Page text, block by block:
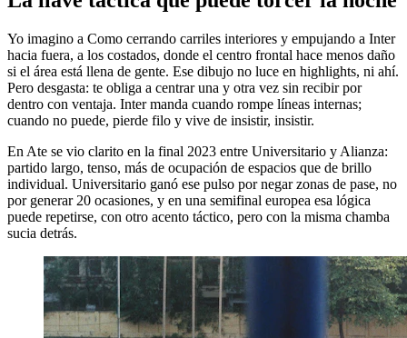
Yo imagino a Como cerrando carriles interiores y empujando a Inter
hacia fuera, a los costados, donde el centro frontal hace menos daño
si el área está llena de gente. Ese dibujo no luce en highlights, ni ahí.
Pero desgasta: te obliga a centrar una y otra vez sin recibir por
dentro con ventaja. Inter manda cuando rompe líneas internas;
cuando no puede, pierde filo y vive de insistir, insistir.
En Ate se vio clarito en la final 2023 entre Universitario y Alianza:
partido largo, tenso, más de ocupación de espacios que de brillo
individual. Universitario ganó ese pulso por negar zonas de pase, no
por generar 20 ocasiones, y en una semifinal europea esa lógica
puede repetirse, con otro acento táctico, pero con la misma chamba
sucia detrás.